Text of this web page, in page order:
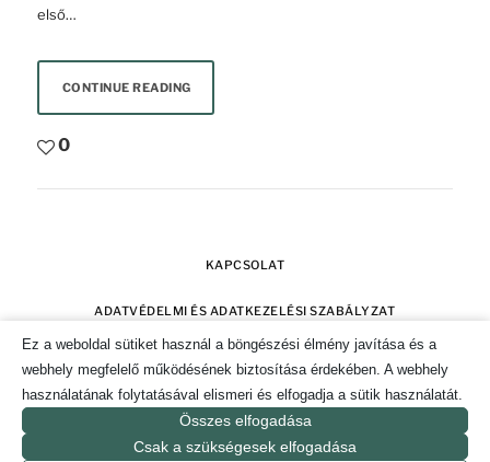
első…
CONTINUE READING
0
KAPCSOLAT
ADATVÉDELMI ÉS ADATKEZELÉSI SZABÁLYZAT
IMPRESSZUM
SÜTI TÁJÉKOZTATÓ ÉS HOZZÁJÁRULÁS KEZELÉSE
Ez a weboldal sütiket használ a böngészési élmény javítása és a
webhely megfelelő működésének biztosítása érdekében. A webhely
használatának folytatásával elismeri és elfogadja a sütik használatát.
Összes elfogadása
Csak a szükségesek elfogadása